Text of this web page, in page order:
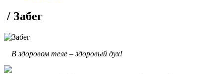
/ Забег
В здоровом теле – здоровый дух!